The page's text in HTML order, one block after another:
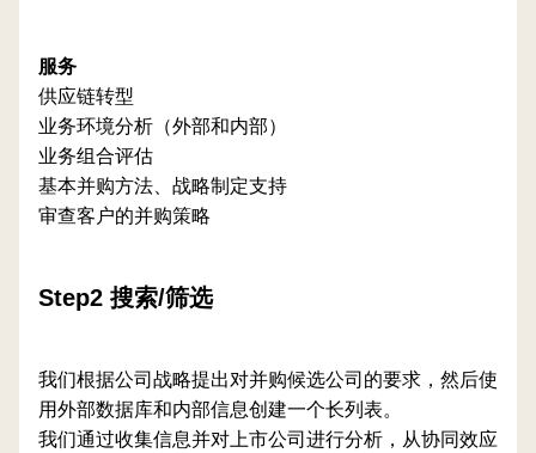
服务
供应链转型
业务环境分析（外部和内部）
业务组合评估
基本并购方法、战略制定支持
审查客户的并购策略
Step2 搜索/筛选
我们根据公司战略提出对并购候选公司的要求，然后使
用外部数据库和内部信息创建一个长列表。
我们通过收集信息并对上市公司进行分析，从协同效应